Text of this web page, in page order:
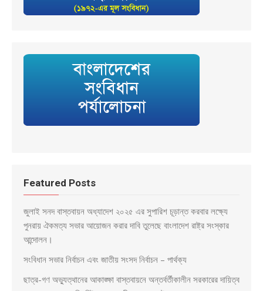
Featured Posts
জুলাই সনদ বাস্তবায়ন অধ্যাদেশ ২০২৫ এর সুপারিশ চূড়ান্ত করবার লক্ষ্যে
পুনরায় ঐকমত্য সভার আয়োজন করার দাবি তুলেছে বাংলাদেশ রাষ্ট্র সংস্কার
আন্দোলন।
সংবিধান সভার নির্বাচন এবং জাতীয় সংসদ নির্বাচন – পার্থক্য
ছাত্র-গণ অভ্যুত্থানের আকাঙ্ক্ষা বাস্তবায়নে অন্তর্বর্তীকালীন সরকারের দায়িত্ব